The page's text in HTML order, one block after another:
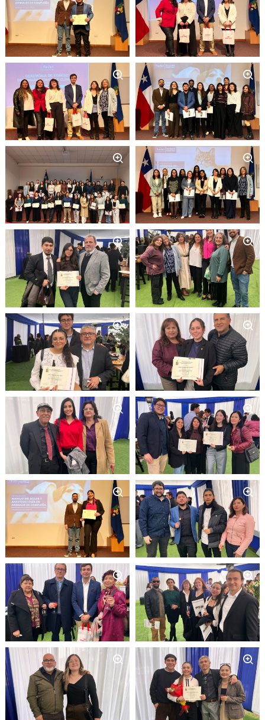
Zoom
Zoom Zoom
Zoom Zoom
Zoom Zoom
Zoom
Zoom Zoom
Zoom Zoom
Zoom Zoom